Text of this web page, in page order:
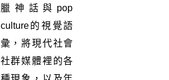
臘神話與pop
culture的視覺語
彙，將現代社會
社群媒體裡的各